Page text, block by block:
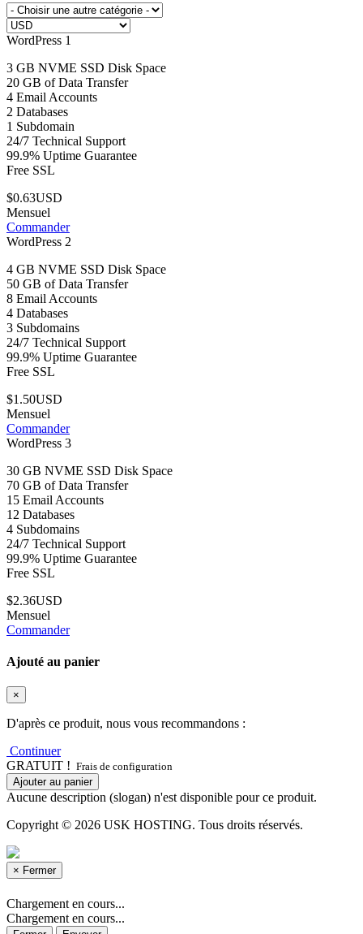
WordPress 1
3 GB NVME SSD Disk Space
20 GB of Data Transfer
4 Email Accounts
2 Databases
1 Subdomain
24/7 Technical Support
99.9% Uptime Guarantee
Free SSL
$0.63USD
Mensuel
Commander
WordPress 2
4 GB NVME SSD Disk Space
50 GB of Data Transfer
8 Email Accounts
4 Databases
3 Subdomains
24/7 Technical Support
99.9% Uptime Guarantee
Free SSL
$1.50USD
Mensuel
Commander
WordPress 3
30 GB NVME SSD Disk Space
70 GB of Data Transfer
15 Email Accounts
12 Databases
4 Subdomains
24/7 Technical Support
99.9% Uptime Guarantee
Free SSL
$2.36USD
Mensuel
Commander
Ajouté au panier
×
D'après ce produit, nous vous recommandons :
Continuer
GRATUIT ! Frais de configuration
Ajouter au panier
Aucune description (slogan) n'est disponible pour ce produit.
Copyright © 2026 USK HOSTING. Tous droits réservés.
× Fermer
Chargement en cours...
Chargement en cours...